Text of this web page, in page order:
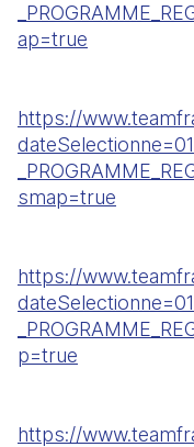
ap=true
https://
smap=true
https://
p=true
https://